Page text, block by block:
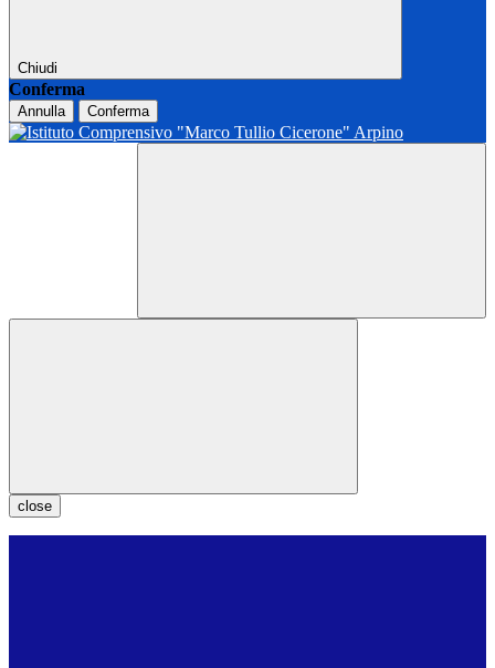
Chiudi
Conferma
Annulla Conferma
close